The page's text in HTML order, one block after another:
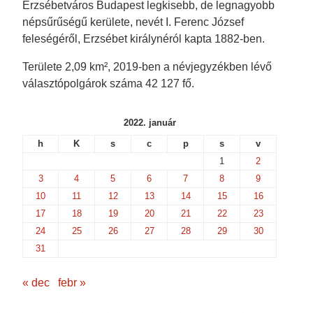
i
n
n
e
w
n
d
o
n
n
e
w
w
d
o
w
n
e
w
w
i
o
w
)
n
e
w
w
i
o
)
Erzsébetváros Budapest legkisebb, de legnagyobb
népsűrűségű kerülete, nevét I. Ferenc József
feleségéről, Erzsébet királynéról kapta 1882-ben.
Területe 2,09 km², 2019-ben a névjegyzékben lévő
választópolgárok száma 42 127 fő.
2022. január
h
K s c p s
v
1
2
3
4 5 6 7 8
9
10
11 12 13 14 15
16
17
18 19 20 21 22
23
24
25 26 27 28 29
30
31
« dec febr »